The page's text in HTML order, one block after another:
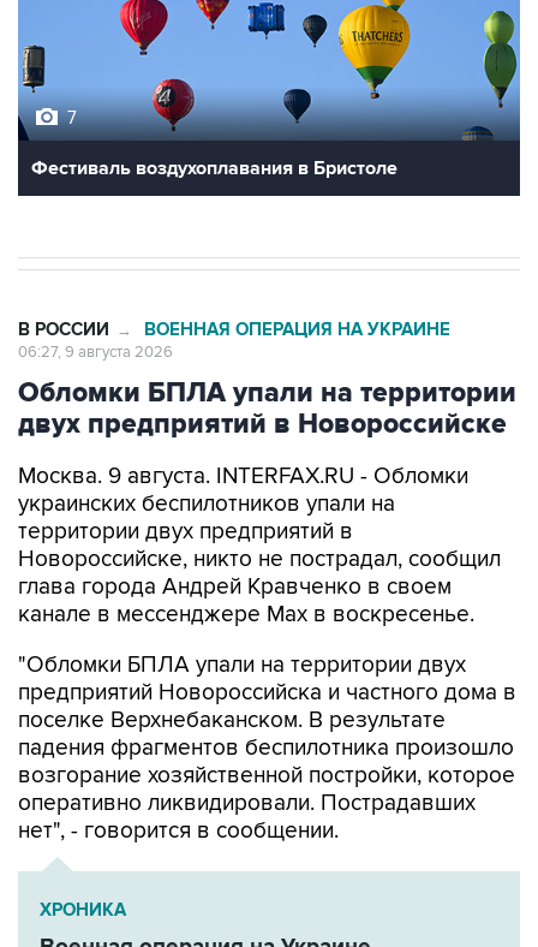
7
Фестиваль воздухоплавания в Бристоле
В РОССИИ → ВОЕННАЯ ОПЕРАЦИЯ НА УКРАИНЕ
06:27, 9 августа 2026
Обломки БПЛА упали на территории
двух предприятий в Новороссийске
Москва. 9 августа. INTERFAX.RU - Обломки
украинских беспилотников упали на
территории двух предприятий в
Новороссийске, никто не пострадал, сообщил
глава города Андрей Кравченко в своем
канале в мессенджере Max в воскресенье.
"Обломки БПЛА упали на территории двух
предприятий Новороссийска и частного дома в
поселке Верхнебаканском. В результате
падения фрагментов беспилотника произошло
возгорание хозяйственной постройки, которое
оперативно ликвидировали. Пострадавших
нет", - говорится в сообщении.
ХРОНИКА